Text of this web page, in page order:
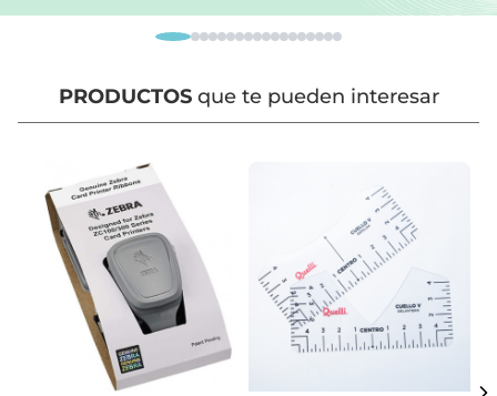
PRODUCTOSque te pueden interesar